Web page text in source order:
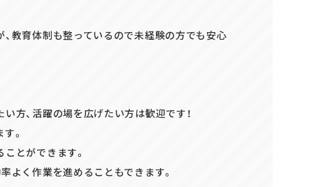
教育体制も整っているので未経験の方でも安心
方、活躍の場を広げたい方は歓迎です！
。
とができます。
よく作業を進めることもできます。